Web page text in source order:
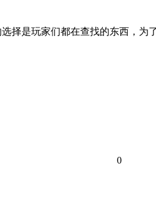
择是玩家们都在查找的东西，
0